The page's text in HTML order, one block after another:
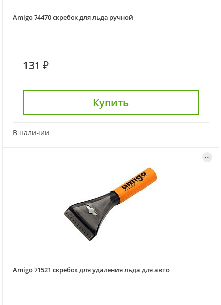
Amigo 74470 скребок для льда ручной
131 ₽
Купить
В наличии
Amigo 71521 скребок для удаления льда для авто